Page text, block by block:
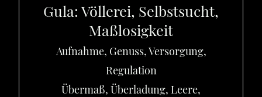
Gula: Völlerei, Selbstsucht,
Maßlosigkeit
Aufnahme, Genuss, Versorgung,
Regulation
Übermaß, Überladung, Leere,